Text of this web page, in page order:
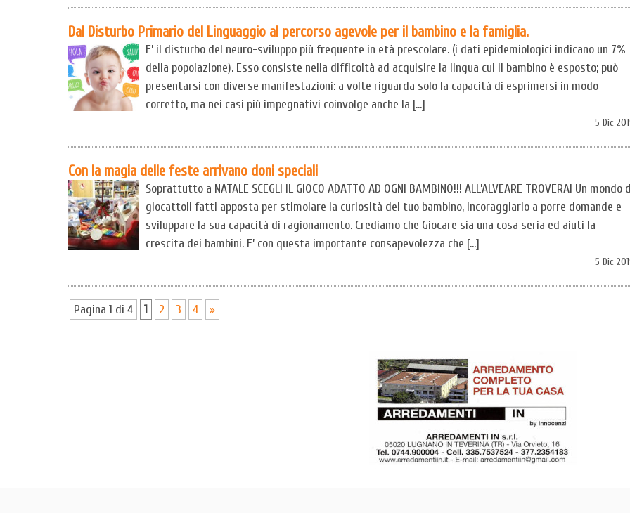
Dal Disturbo Primario del Linguaggio al percorso agevole per il bambino e la famiglia.
E’ il disturbo del neuro-sviluppo più frequente in età prescolare. (i dati epidemiologici indicano un 7%
della popolazione). Esso consiste nella difficoltà ad acquisire la lingua cui il bambino è esposto; può
presentarsi con diverse manifestazioni: a volte riguarda solo la capacità di esprimersi in modo
corretto, ma nei casi più impegnativi coinvolge anche la […]
5 Dic
Con la magia delle feste arrivano doni speciali
Soprattutto a NATALE SCEGLI IL GIOCO ADATTO AD OGNI BAMBINO!!! ALL’ALVEARE TROVERAI Un mondo
giocattoli fatti apposta per stimolare la curiosità del tuo bambino, incoraggiarlo a porre domande e
sviluppare la sua capacità di ragionamento. Crediamo che Giocare sia una cosa seria ed aiuti la
crescita dei bambini. E’ con questa importante consapevolezza che […]
5 Dic
Pagina 1 di 4 1 2 3 4 »